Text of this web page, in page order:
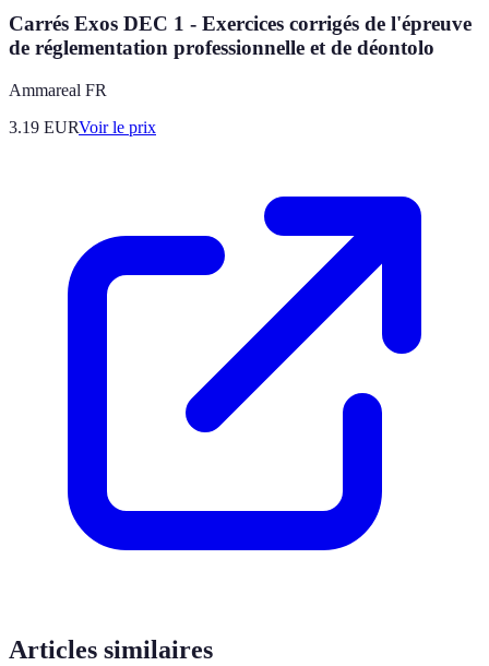
Carrés Exos DEC 1 - Exercices corrigés de l'épreuve
de réglementation professionnelle et de déontolo
Ammareal FR
3.19 EURVoir le prix
Articles similaires